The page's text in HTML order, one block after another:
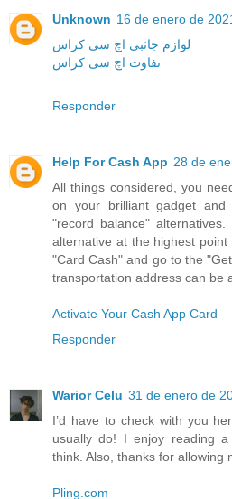
Unknown 16 de enero de
لوازم جانبی اچ سی کراس
تفاوت اچ سی کراس
Responder
Help For Cash App 28 de
All things considered, you
on your brilliant gadget
"record balance"
alternative at the highest
"Card Cash" and go to the
transportation address can be
Activate Your Cash App Card
Responder
Warior Celu 31 de enero de
I’d have to check with you
usually do! I enjoy reading
think. Also, thanks for allowing
Pling.com